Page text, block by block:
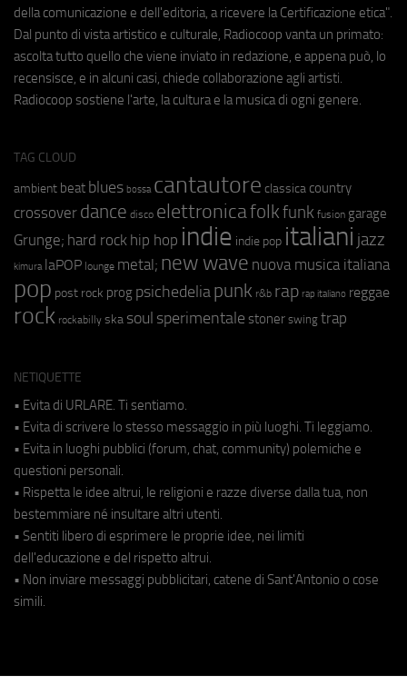
della comunicazione e dell'editoria, a ricevere la Certificazione etica".
Dal punto di vista artistico e culturale, Radiocoop vanta un primato:
ascolta tutto quello che viene inviato in redazione, e appena può, lo
recensisce, e in alcuni casi, chiede collaborazione agli artisti.
Radiocoop sostiene l'arte, la cultura e la musica di ogni genere.
TAG CLOUD
ambient beat blues bossa cantautore classica country
crossover dance disco elettronicafolkfunk fusion garage
Grunge; hard rock hip hop indie indie pop italiani jazz
kimura laPOP lounge metal; new wave nuova musica italiana
pop post rock prog psichedeliapunk r&b rap rap italiano reggae
rock rockabilly ska soul sperimentale stoner swing trap
NETIQUETTE
• Evita di URLARE. Ti sentiamo.
• Evita di scrivere lo stesso messaggio in più luoghi. Ti leggiamo.
• Evita in luoghi pubblici (forum, chat, community) polemiche e
questioni personali.
• Rispetta le idee altrui, le religioni e razze diverse dalla tua, non
bestemmiare né insultare altri utenti.
• Sentiti libero di esprimere le proprie idee, nei limiti
dell'educazione e del rispetto altrui.
• Non inviare messaggi pubblicitari, catene di Sant'Antonio o cose
simili.